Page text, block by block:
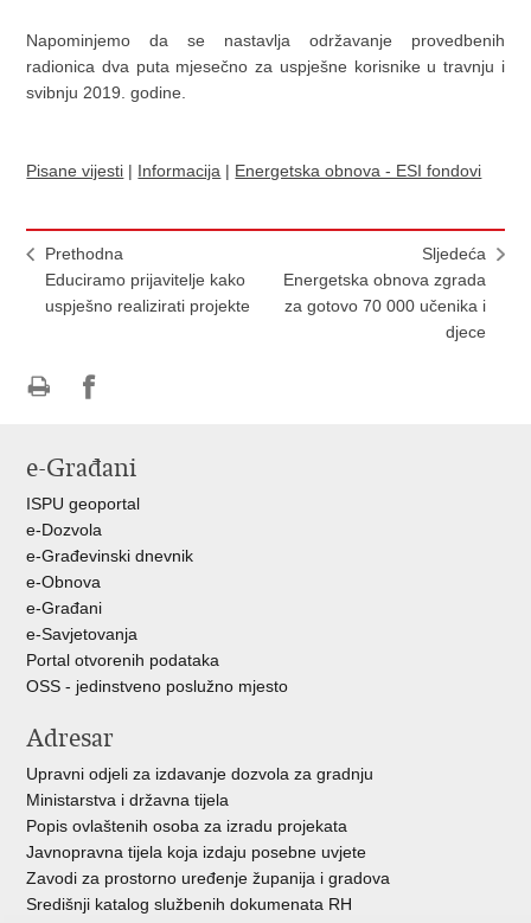
Napominjemo da se nastavlja održavanje provedbenih
radionica dva puta mjesečno za uspješne korisnike u travnju i
svibnju 2019. godine.
Pisane vijesti | Informacija | Energetska obnova - ESI fondovi
Prethodna
Educiramo prijavitelje kako
uspješno realizirati projekte
Sljedeća
Energetska obnova zgrada
za gotovo 70 000 učenika i
djece
FacebookuTwitteru
e-Građani
ISPU geoportal
e-Dozvola
e-Građevinski dnevnik
e-Obnova
e-Građani
e-Savjetovanja
Portal otvorenih podataka
OSS - jedinstveno poslužno mjesto
Adresar
Upravni odjeli za izdavanje dozvola za gradnju
Ministarstva i državna tijela
Popis ovlaštenih osoba za izradu projekata
Javnopravna tijela koja izdaju posebne uvjete
Zavodi za prostorno uređenje županija i gradova
Središnji katalog službenih dokumenata RH